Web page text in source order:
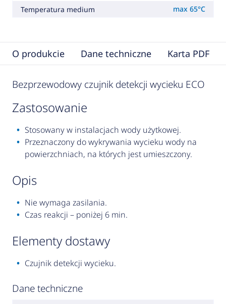
Temperatura medium
max 65°C
O produkcie Dane techniczne Karta PDF
Bezprzewodowy czujnik detekcji wycieku ECO
zastosowanie
Stosowany w instalacjach wody użytkowej.
Przeznaczony do wykrywania wycieku wody na
powierzchniach, na których jest umieszczony.
opis
Nie wymaga zasilania.
Czas reakcji – poniżej 6 min.
elementy dostawy
Czujnik detekcji wycieku.
Dane techniczne